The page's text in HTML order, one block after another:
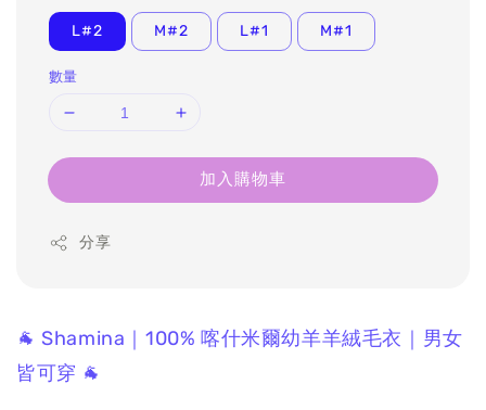
L#2 M#2 L#1 M#1
數量
加入購物車
分享
🐐 Shamina｜100% 喀什米爾幼羊羊絨毛衣｜男女
皆可穿 🐐